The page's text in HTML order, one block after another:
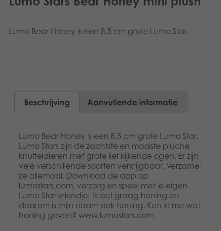
Buitenspellen
Puzzels
Apps
Gearchiveerde producten
Ons verhaal
Links
Media
English
Suomi
Svenska
Lumo Bear Honey is een 8,5 cm grote Lumo Star.
Beschrijving Aanvullende informatie
Lumo Bear Honey is een 8,5 cm grote Lumo Star.
Lumo Stars zijn de zachtste en mooiste pluche
knuffeldieren met grote lief kijkende ogen. Er zijn
vele verschillende soorten verkrijgbaar. Verzamel
ze allemaal. Download de app op
lumostars.com, verzorg en speel met je eigen
Lumo Star vriendje! Ik eet graag honing en
daarom is mijn naam ook honing. Kun je me wat
honing geven? www.lumostars.com